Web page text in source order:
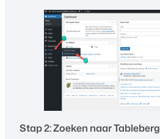
Stap 2: Zoeken naar Tableberg